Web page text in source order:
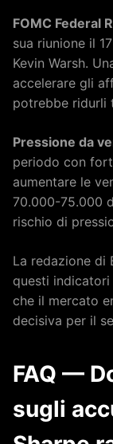
FOMC Federal
sua riunione il
Kevin Warsh.
accelerare gli
potrebbe ridurli
Pressione da
periodo con
aumentare le
70.000-75.000
rischio di
La redazione di
questi indicatori
che il mercato
decisiva per il
FAQ —
sugli